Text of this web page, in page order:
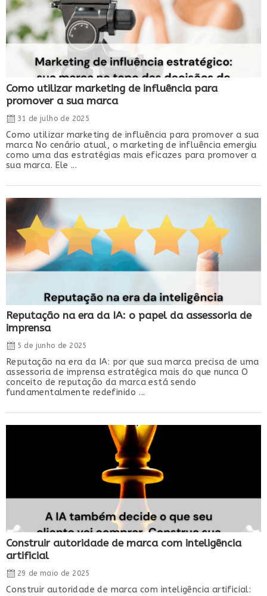
Como utilizar marketing de influência para
promover a sua marca
31 de julho de 2025
Como utilizar marketing de influência para promover a sua
marca No cenário atual, o marketing de influência emergiu
como uma das estratégias mais eficazes para promover a
sua marca. Ele ...
Reputação na era da IA: o papel da assessoria de
imprensa
5 de junho de 2025
Reputação na era da IA: por que sua marca precisa de uma
assessoria de imprensa estratégica mais do que nunca O
conceito de reputação da marca está sendo
fundamentalmente redefinido ...
Construir autoridade de marca com inteligência
artificial
29 de maio de 2025
Construir autoridade de marca com inteligência artificial: